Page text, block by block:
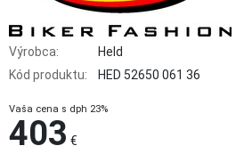
Výrobca:
Held
Kód produktu:
HED 52650 061 36
Vaša cena s dph 23%
403 €